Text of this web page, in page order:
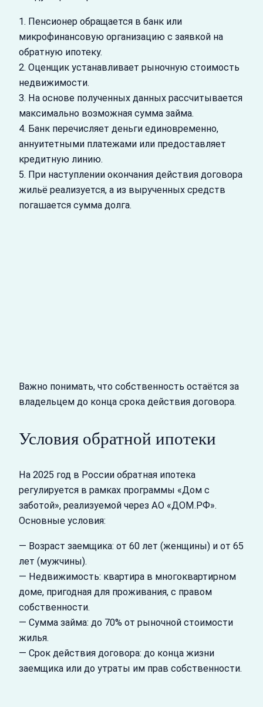
1. Пенсионер обращается в банк или
микрофинансовую организацию с заявкой на
обратную ипотеку.
2. Оценщик устанавливает рыночную стоимость
недвижимости.
3. На основе полученных данных рассчитывается
максимально возможная сумма займа.
4. Банк перечисляет деньги единовременно,
аннуитетными платежами или предоставляет
кредитную линию.
5. При наступлении окончания действия договора
жильё реализуется, а из вырученных средств
погашается сумма долга.
Важно понимать, что собственность остаётся за
владельцем до конца срока действия договора.
Условия обратной ипотеки
На 2025 год в России обратная ипотека
регулируется в рамках программы «Дом с
заботой», реализуемой через АО «ДОМ.РФ».
Основные условия:
— Возраст заемщика: от 60 лет (женщины) и от 65
лет (мужчины).
— Недвижимость: квартира в многоквартирном
доме, пригодная для проживания, с правом
собственности.
— Сумма займа: до 70% от рыночной стоимости
жилья.
— Срок действия договора: до конца жизни
заемщика или до утраты им прав собственности.